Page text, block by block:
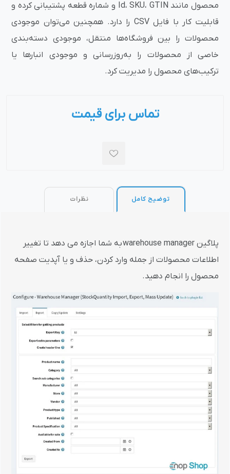
محصول مانند Id، SKU، GTIN و شماره قطعه پشتیبانی کرده و
قابلیت کار با فایل CSV را دارد. همچنین می‌توان موجودی
محصولات را بین فروشگاه‌ها منتقل، موجودی دسته‌بندی
خاصی از محصولات را به‌روزرسانی و موجودی انبارها یا
ترکیب‌های محصول را مدیریت کرد.
تماس برای قیمت
توضیح کامل نظرات
پلاگین warehouse manager
به شما اجازه می دهد تا تغییر
اطلاعات محصولات از جمله وارد کردن، حذف و یا آپدیت صفحه
محصول را انجام دهید.